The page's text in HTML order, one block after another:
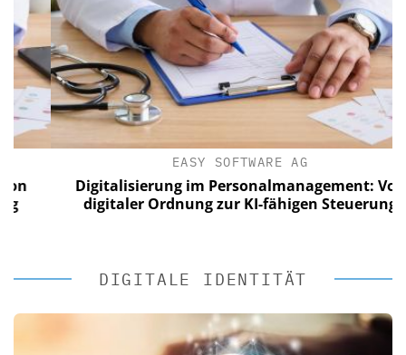
EASY SOFTWARE AG
Digitalisierung im Personalmanagement: Von
digitaler Ordnung zur KI-fähigen Steuerung
DIGITALE IDENTITÄT